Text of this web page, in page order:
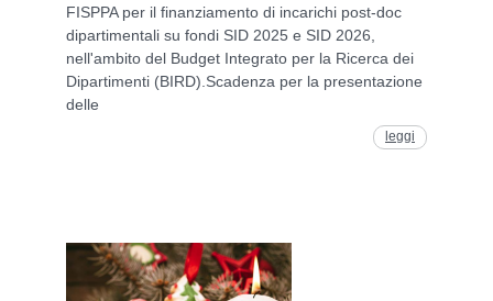
FISPPA per il finanziamento di incarichi post-doc
dipartimentali su fondi SID 2025 e SID 2026,
nell'ambito del Budget Integrato per la Ricerca dei
Dipartimenti (BIRD).Scadenza per la presentazione
delle
leggi